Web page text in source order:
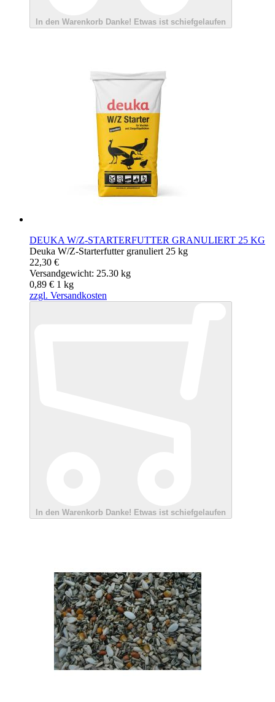
In den Warenkorb Danke! Etwas ist schiefgelaufen
DEUKA W/Z-STARTERFUTTER GRANULIERT 25 KG
Deuka W/Z-Starterfutter granuliert 25 kg
22,30 €
Versandgewicht: 25.30 kg
0,89 € 1 kg
zzgl. Versandkosten
In den Warenkorb Danke! Etwas ist schiefgelaufen